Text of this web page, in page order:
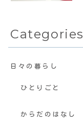
Categories
日々の暮らし
ひとりごと
からだのはなし